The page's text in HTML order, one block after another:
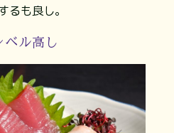
るも良し。
ベル高し